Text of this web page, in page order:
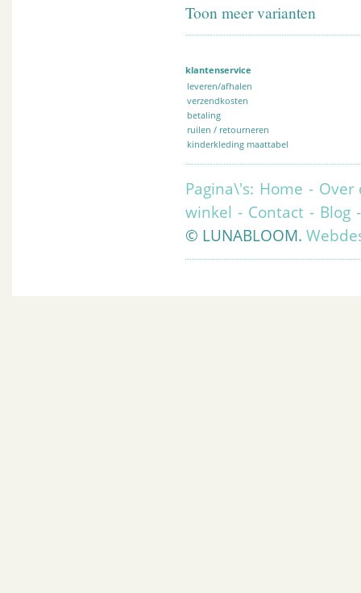
Toon meer varianten
klantenservice
leveren/afhalen
verzendkosten
betaling
ruilen / retourneren
kinderkleding maattabel
Pagina\'s: Home - Over
winkel - Contact - Blog
© LUNABLOOM.